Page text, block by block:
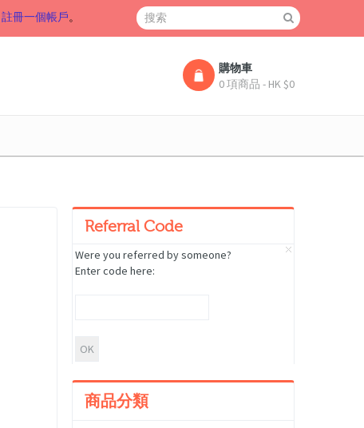
註冊一個帳戶。
購物車
0 項商品 - HK $0
Referral Code
Were you referred by someone?
Enter code here:
商品分類